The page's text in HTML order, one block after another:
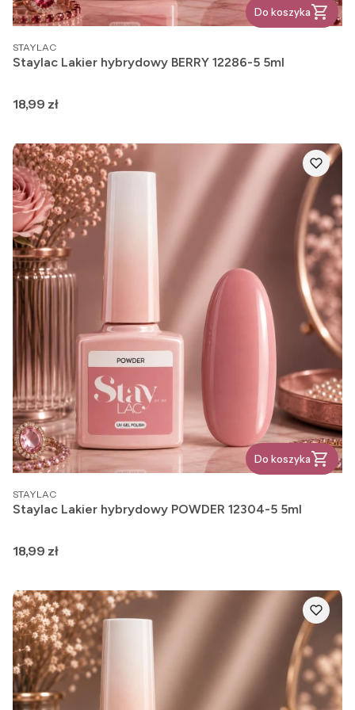
Do koszyka
PRODUCENT
STAYLAC
Staylac Lakier hybrydowy BERRY 12286-5 5ml
Cena
18,99 zł
Do koszyka
PRODUCENT
STAYLAC
Staylac Lakier hybrydowy POWDER 12304-5 5ml
Cena
18,99 zł